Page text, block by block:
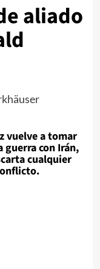
aliado
vuelve a tomar
guerra con Irán,
cualquier